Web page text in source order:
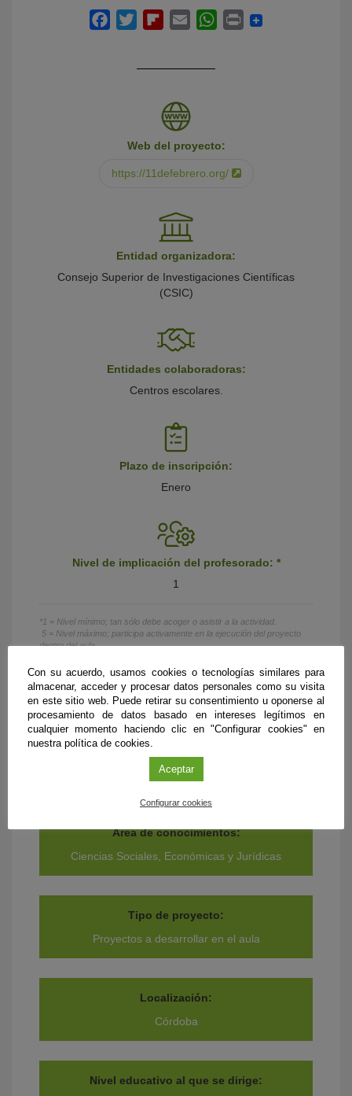
Web del proyecto:
https://11defebrero.org/
Entidad organizadora:
Consejo Superior de Investigaciones Científicas
(CSIC)
Entidades colaboradoras:
Centros escolares.
Plazo de inscripción:
Enero
Nivel de implicación del profesorado: *
1
*1 = Nivel mínimo; tan sólo debe acoger o asistir a la actividad.
5 = Nivel máximo; participa activamente en la ejecución del proyecto
dentro del aula.
Presupuesto y financiación:
Área de conocimientos:
Ciencias Sociales, Económicas y Jurídicas
Tipo de proyecto:
Proyectos a desarrollar en el aula
Localización:
Córdoba
Nivel educativo al que se dirige:
Con su acuerdo, usamos cookies o tecnologías similares para
almacenar, acceder y procesar datos personales como su visita
en este sitio web. Puede retirar su consentimiento u oponerse al
procesamiento de datos basado en intereses legítimos en
cualquier momento haciendo clic en "Configurar cookies" en
nuestra política de cookies.
Aceptar
Configurar cookies